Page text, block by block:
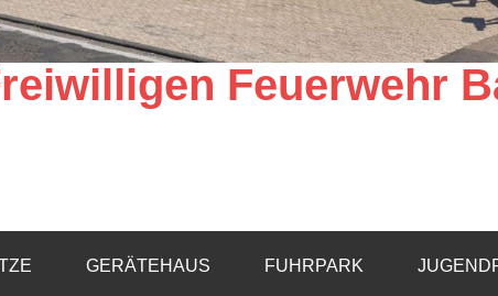
Feuerwehr
GERÄTEHAUS FUHRPARK